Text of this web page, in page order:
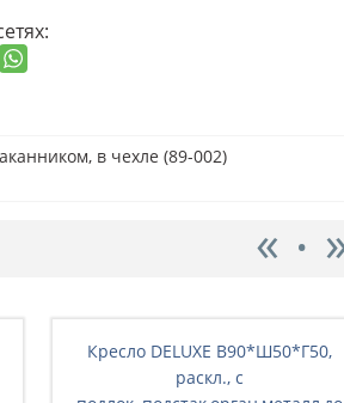
в чехле (89-002)
Кресло DELUXE В90*Ш50*Г50,
раскл., с